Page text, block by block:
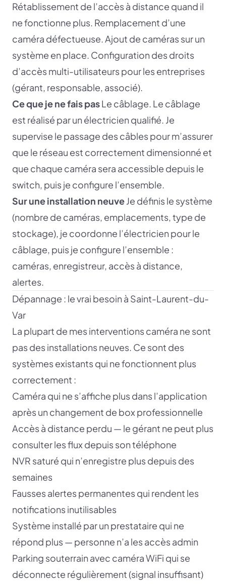
Rétablissement de l’accès à distance quand il
ne fonctionne plus. Remplacement d’une
caméra défectueuse. Ajout de caméras sur un
système en place. Configuration des droits
d’accès multi-utilisateurs pour les entreprises
(gérant, responsable, associé).
Ce que je ne fais pasLe câblage. Le câblage
est réalisé par un électricien qualifié. Je
supervise le passage des câbles pour m’assurer
que le réseau est correctement dimensionné et
que chaque caméra sera accessible depuis le
switch, puis je configure l’ensemble.
Sur une installation neuveJe définis le système
(nombre de caméras, emplacements, type de
stockage), je coordonne l’électricien pour le
câblage, puis je configure l’ensemble :
caméras, enregistreur, accès à distance,
alertes.
Dépannage : le vrai besoin à Saint-Laurent-du-
Var
La plupart de mes interventions caméra ne sont
pas des installations neuves. Ce sont des
systèmes existants qui ne fonctionnent plus
correctement :
Caméra qui ne s’affiche plus dans l’application
après un changement de box professionnelle
Accès à distance perdu — le gérant ne peut plus
consulter les flux depuis son téléphone
NVR saturé qui n’enregistre plus depuis des
semaines
Fausses alertes permanentes qui rendent les
notifications inutilisables
Système installé par un prestataire qui ne
répond plus — personne n’a les accès admin
Parking souterrain avec caméra WiFi qui se
déconnecte régulièrement (signal insuffisant)